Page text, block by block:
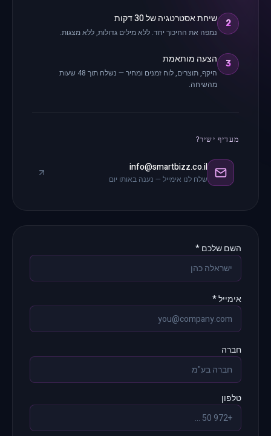
2 שיחת אסטרטגיה של 30 דקות
נמפה את החיכוך יחד. ללא מילים גדולות, ללא מצגות.
3 הצעה מותאמת
היקף, תוצרים, לוח זמנים ומחיר — נשלח תוך 48 שעות
מהשיחה.
מעדיף ישיר?
info@smartbizz.co.il
שלח לנו אימייל — נענה באותו יום
השם שלכם *
אימייל *
חברה
טלפון